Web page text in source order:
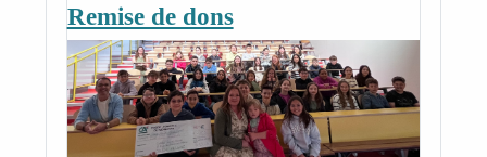
Remise de dons